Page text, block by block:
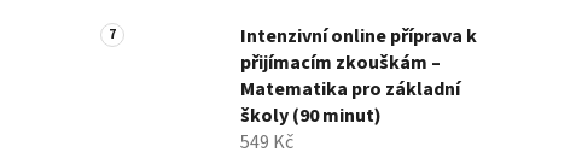
Intenzivní online příprava k
přijímacím zkouškám –
Matematika pro základní
školy (90 minut)
549 Kč